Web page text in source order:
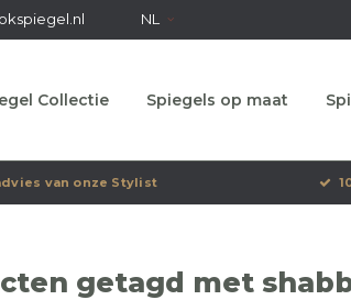
NL
Collectie Spiegels op maat
van onze Stylist
getagd met